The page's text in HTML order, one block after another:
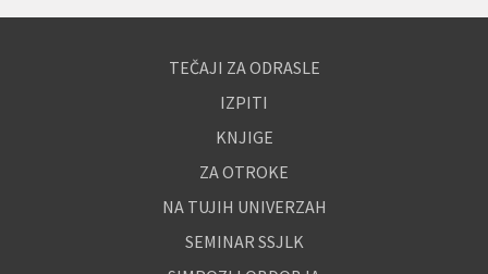
TEČAJI ZA ODRASLE
IZPITI
KNJIGE
ZA OTROKE
NA TUJIH UNIVERZAH
SEMINAR SSJLK